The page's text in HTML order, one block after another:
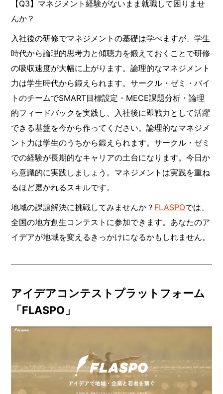
【Q3】マネジメント経験がないまま就職して困りませ
んか？
入社後の研修でマネジメントの基礎は学べますが、学生
時代から論理的思考力と傾聴力を鍛えておくことで研修
の吸収速度が大幅に上がります。論理的なマネジメント
力は学生時代から鍛えられます。サークル・ゼミ・バイ
トのチームでSMART目標設定・MECE課題分析・論理
的フィードバックを実践し、入社後に即戦力として活躍
できる基盤を今から作ってください。論理的なマネジメ
ント力は学生のうちから鍛えられます。サークル・ゼミ
での経験が長期的なキャリアの土台になります。今日か
ら意識的に実践しましょう。マネジメントは実践を重ね
るほど磨かれるスキルです。
地域の課題解決に挑戦してみませんか？ FLASPOでは、
全国の地方創生コンテストに参加できます。あなたのア
イデアが地域を変えるきっかけになるかもしれません。
アイデアコンテストプラットフォーム
「FLASPO」